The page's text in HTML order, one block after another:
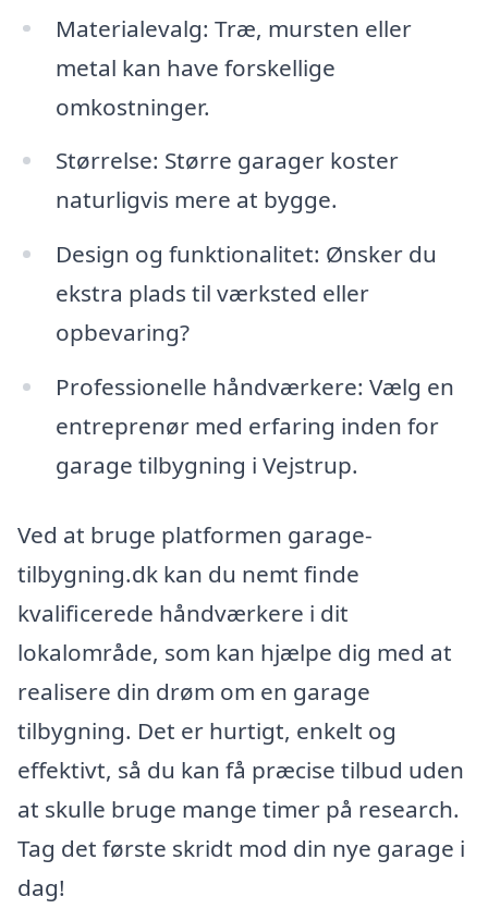
Materialevalg: Træ, mursten eller
metal kan have forskellige
omkostninger.
Størrelse: Større garager koster
naturligvis mere at bygge.
Design og funktionalitet: Ønsker du
ekstra plads til værksted eller
opbevaring?
Professionelle håndværkere: Vælg en
entreprenør med erfaring inden for
garage tilbygning i Vejstrup.
Ved at bruge platformen garage-
tilbygning.dk kan du nemt finde
kvalificerede håndværkere i dit
lokalområde, som kan hjælpe dig med at
realisere din drøm om en garage
tilbygning. Det er hurtigt, enkelt og
effektivt, så du kan få præcise tilbud uden
at skulle bruge mange timer på research.
Tag det første skridt mod din nye garage i
dag!